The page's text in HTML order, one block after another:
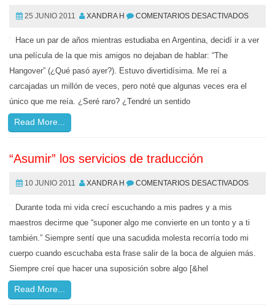
25 JUNIO 2011 XANDRA H COMENTARIOS DESACTIVADOS
Hace un par de años mientras estudiaba en Argentina, decidí ir a ver
una película de la que mis amigos no dejaban de hablar: “The
Hangover” (¿Qué pasó ayer?). Estuvo divertidísima. Me reí a
carcajadas un millón de veces, pero noté que algunas veces era el
único que me reía. ¿Seré raro? ¿Tendré un sentido
Read More...
“Asumir” los servicios de traducción
10 JUNIO 2011 XANDRA H COMENTARIOS DESACTIVADOS
Durante toda mi vida crecí escuchando a mis padres y a mis
maestros decirme que “suponer algo me convierte en un tonto y a ti
también.” Siempre sentí que una sacudida molesta recorría todo mi
cuerpo cuando escuchaba esta frase salir de la boca de alguien más.
Siempre creí que hacer una suposición sobre algo [&hel
Read More...